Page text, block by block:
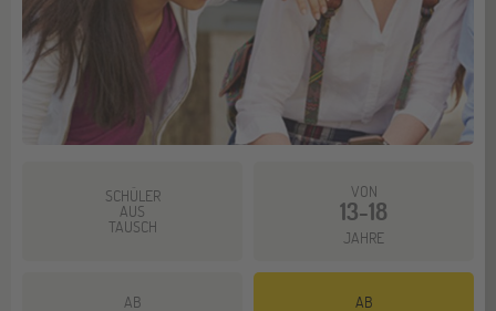
SCHÜLER
AUS
TAUSCH
VON
13-18
JAHRE
AB AB